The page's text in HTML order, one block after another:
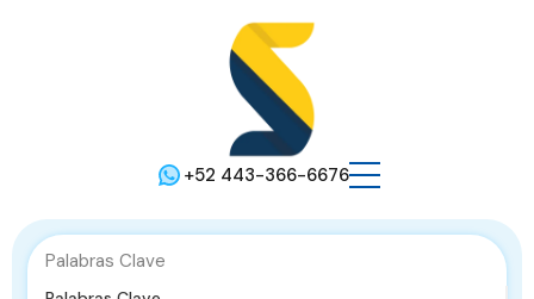
+52 443-366-6676
Palabras Clave